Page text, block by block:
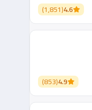
4.6
(
1,851
)
4.9
(
853
)